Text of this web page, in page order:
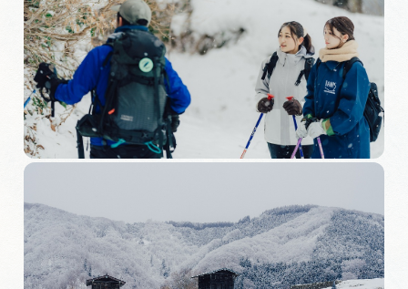
旅の予約
アクセス
インフォメーション
早わかり岐阜
買い物・お土産